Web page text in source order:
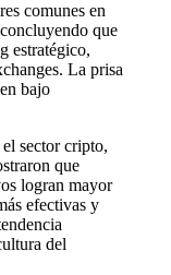
comunes en
que
estratégico,
La prisa
bajo
sector cripto,
que
logran mayor
efectivas y
del